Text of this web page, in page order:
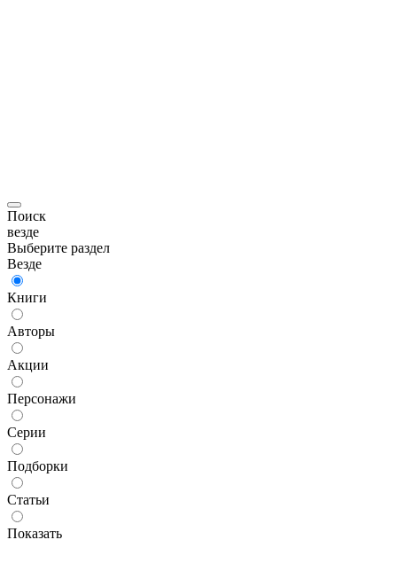
Поиск
везде
Выберите раздел
Везде
Книги
Авторы
Акции
Персонажи
Серии
Подборки
Статьи
Показать